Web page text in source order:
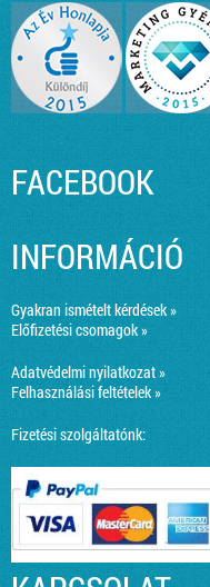
FACEBOOK
INFORMÁCIÓ
Gyakran ismételt kérdések »
Előfizetési csomagok »
Adatvédelmi nyilatkozat »
Felhasználási feltételek »
Fizetési szolgáltatónk: